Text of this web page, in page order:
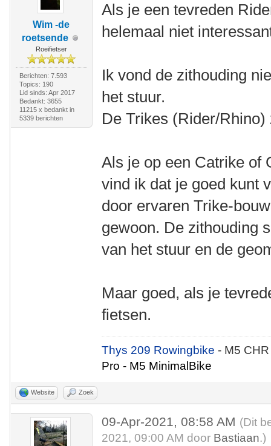
Wim -de
roetsende
Roeifietser
Berichten: 7.593
Topics: 190
Lid sinds: Apr 2017
Bedankt: 3655
11215 x bedankt in
5339 berichten
Als je een tevreden
helemaal niet
Ik vond de zithouding
het stuur.
De Trikes (Rider/
Als je op een Catrike of
vind ik dat je goed kunt
door ervaren Trike-
gewoon. De zithouding
van het stuur en de
Maar goed, als je
fietsen.
Thys 209 Rowingbike- M5
Pro - M5 MinimalBike
Website Zoek
09-Apr-2021, 08:58 AM (Dit
2021, 09:00 AM door Bastiaan.)